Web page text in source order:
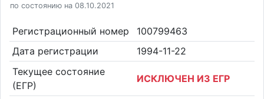
по состоянию на 08.10.2021
Регистрационный номер
100799463
Дата регистрации
1994-11-22
Текущее состояние
(ЕГР)
ИСКЛЮЧЕН ИЗ ЕГР